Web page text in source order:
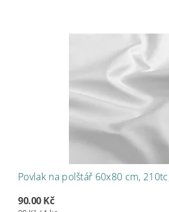
Povlak na polštář 60x80 cm,
90.00 Kč